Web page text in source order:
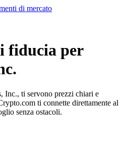
di mercato
fiducia per
Inc., ti servono prezzi chiari e
ti connette direttamente al
senza ostacoli.